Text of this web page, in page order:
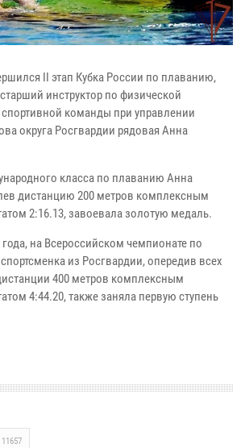
II этап Кубка России по плаванию,
инструктор по физической
спортивной команды при управлении
округа Росгвардии рядовая Анна
класса по плаванию Анна
дистанцию 200 метров комплексным
2:16.13, завоевала золотую медаль.
года, на Всероссийском чемпионате по
из Росгвардии, опередив всех
400 метров комплексным
4:44.20, также заняла первую ступень
11657